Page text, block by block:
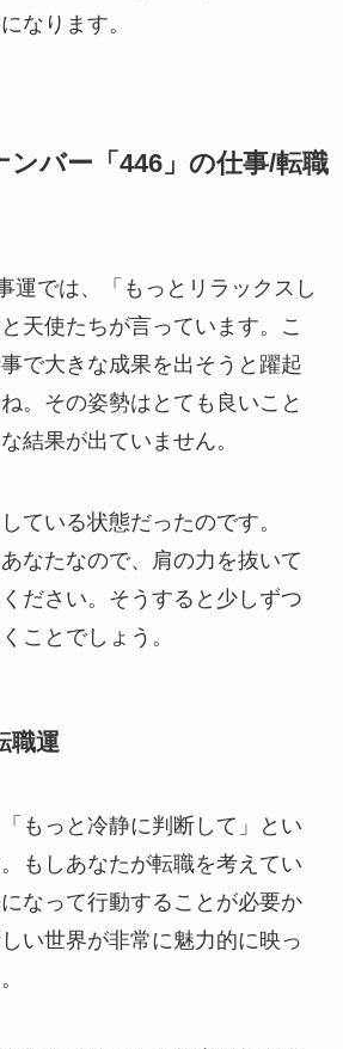
なります。
バー「446」の仕事/転職
運では、「もっとリラックスし
天使たちが言っています。こ
で大きな成果を出そうと躍起
。その姿勢はとても良いこと
結果が出ていません。
ている状態だったのです。
なたなので、肩の力を抜いて
ださい。そうすると少しずつ
ことでしょう。
職運
もっと冷静に判断して」とい
もしあなたが転職を考えてい
なって行動することが必要か
い世界が非常に魅力的に映っ